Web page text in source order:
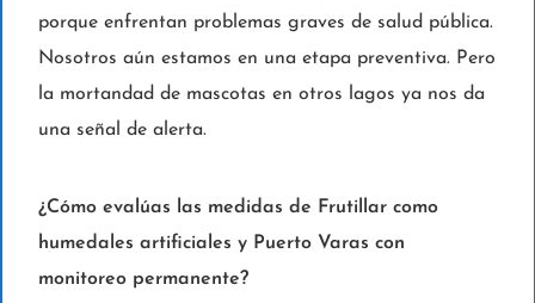
porque enfrentan problemas graves de salud pública.
Nosotros aún estamos en una etapa preventiva. Pero
la mortandad de mascotas en otros lagos ya nos da
una señal de alerta.
¿Cómo evalúas las medidas de Frutillar como
humedales artificiales y Puerto Varas con
monitoreo permanente?